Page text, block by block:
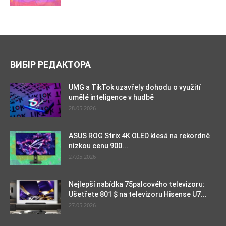
ВИБІР РЕДАКТОРА
UMG a TikTok uzavřely dohodu o využití
umělé inteligence v hudbě
28.05.2026
ASUS ROG Strix 4K OLED klesá na rekordně
nízkou cenu 900...
27.05.2026
Nejlepší nabídka 75palcového televizoru:
Ušetřete 801 $ na televizoru Hisense U7...
27.05.2026